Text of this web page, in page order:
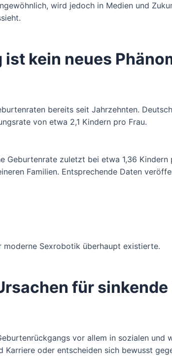
wird jedoch in Medien und
kein neues
bereits seit Jahrzehnten.
von etwa 2,1 Kindern pro Frau.
Geburtenrate zuletzt bei etwa 1,36
Familien. Entsprechende Daten
Sexrobotik überhaupt existierte.
für
vor allem in sozialen
Karriere oder entscheiden sich bewusst